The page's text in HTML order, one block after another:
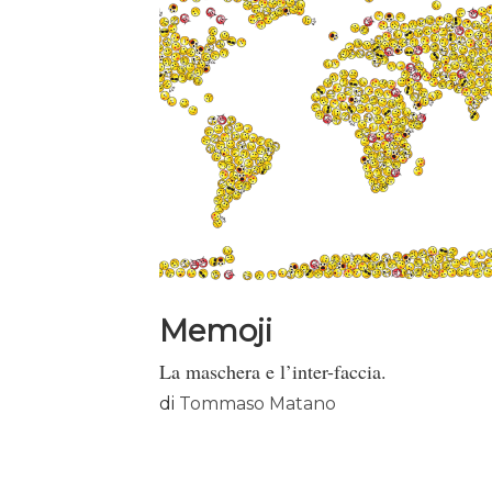
Memoji
La maschera e l’inter-faccia.
di Tommaso Matano